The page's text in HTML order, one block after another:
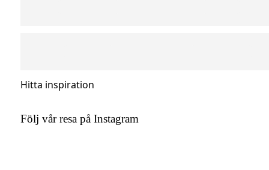
Hitta inspiration
Följ vår resa på Instagram